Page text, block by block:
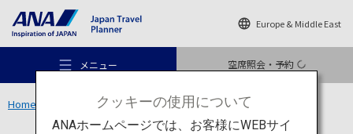
Europe & Middle East
メニュー 空席照会・予約
Home 東北エリア 横手のかまくら
クッキーの使用について
ANAホームページでは、お客様にWEBサイ